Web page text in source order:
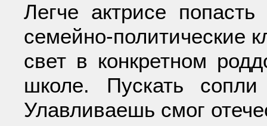
Легче актрисе
семейно-политические
свет в конкретном
школе. Пускать
Улавливаешь смог